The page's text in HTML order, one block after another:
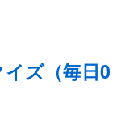
ズ（毎日0